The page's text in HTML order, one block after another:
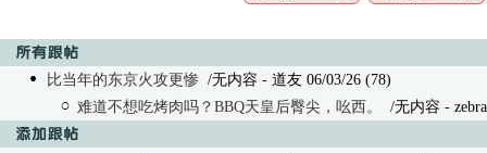
比当年的东京火攻更惨 /无内容 - 道友 06/03/26 (78)
难道不想吃烤肉吗？BBQ天皇后臀尖，吆西。
/无内容 -